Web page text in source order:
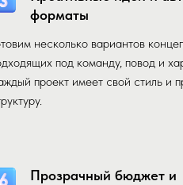
форматы
несколько вариантов
под команду, повод и
проект имеет свой стиль и
Прозрачный бюджет и